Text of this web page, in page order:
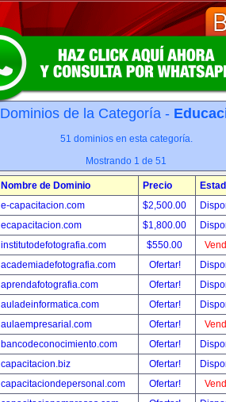
Dominios de la Categoría -
51 dominios en esta categoría.
Mostrando 1 de 51
Nombre de Dominio Precio
e-capacitacion.com
$2,500.00
ecapacitacion.com
$1,800.00
institutodefotografia.com
$550.00
academiadefotografia.com
Ofertar!
aprendafotografia.com
Ofertar!
auladeinformatica.com
Ofertar!
aulaempresarial.com
Ofertar!
bancodeconocimiento.com
Ofertar!
capacitacion.biz
Ofertar!
capacitaciondepersonal.com
Ofertar!